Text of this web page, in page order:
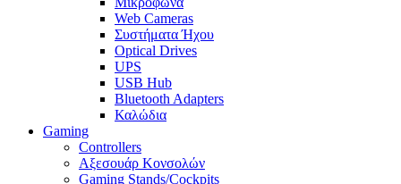
Web Cameras
Συστήματα Ήχου
Optical Drives
UPS
USB Hub
Bluetooth Adapters
Καλώδια
Gaming
Controllers
Αξεσουάρ Κονσολών
Gaming Stands/Cockpits